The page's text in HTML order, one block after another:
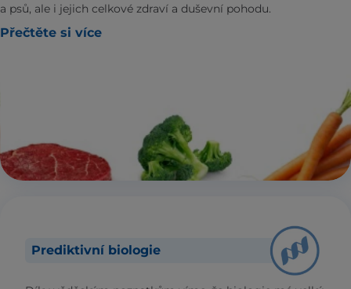
a psů, ale i jejich celkové zdraví a duševní pohodu.
Přečtěte si více
Prediktivní biologie